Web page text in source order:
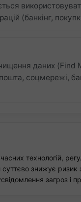
(банкінг,
даних (Find
соцмережі,
технологій,
суттєво знижує ризик
загроз і